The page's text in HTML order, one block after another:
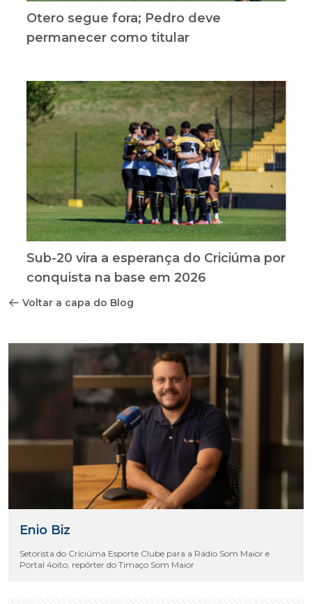
Otero segue fora; Pedro deve
permanecer como titular
Sub-20 vira a esperança do Criciúma por
conquista na base em 2026
Voltar a capa do Blog
Enio Biz
Setorista do Criciúma Esporte Clube para a Rádio Som Maior e
Portal 4oito, repórter do Timaço Som Maior